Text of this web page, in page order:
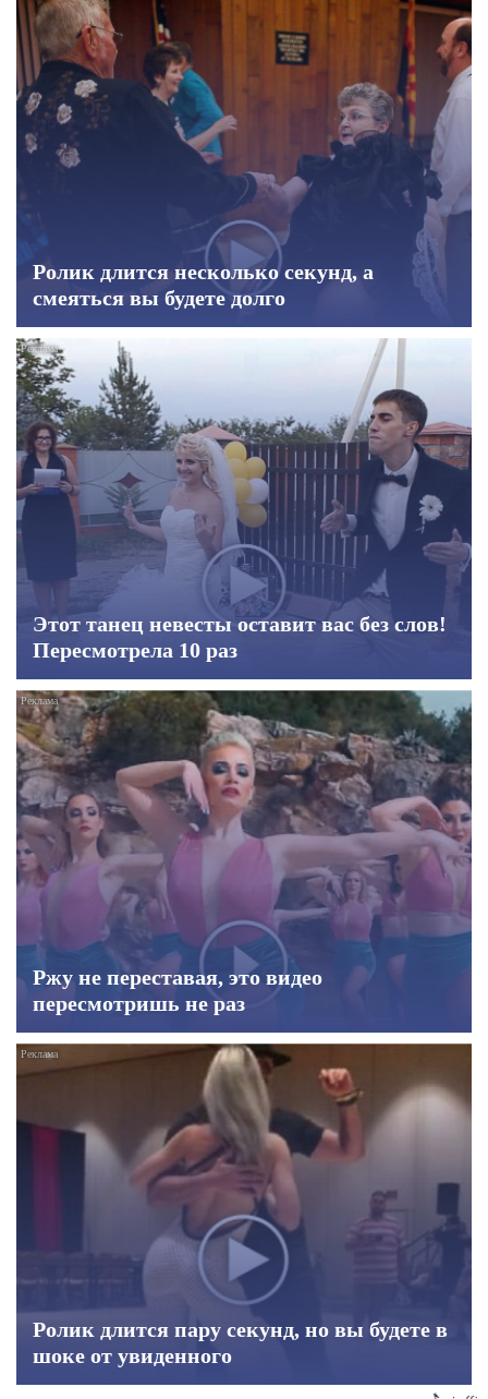
Ролик длится несколько секунд, а
смеяться вы будете долго
Этот танец невесты оставит вас без слов!
Пересмотрела 10 раз
Ржу не переставая, это видео
пересмотришь не раз
Ролик длится пару секунд, но вы будете в
шоке от увиденного